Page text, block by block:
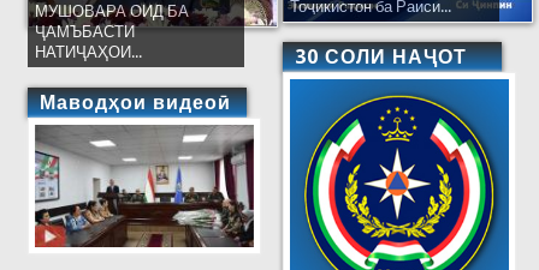
МУШОВАРА ОИД БА
ҶАМЪБАСТИ
НАТИҶАҲОИ...
Маводҳои видеоӣ
Тоҷикистон ба Раиси...
30 СОЛИ НАҶОТ